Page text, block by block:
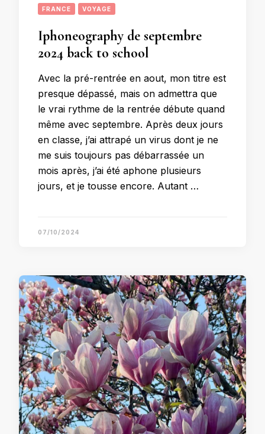
FRANCE VOYAGE
Iphoneography de septembre
2024 back to school
Avec la pré-rentrée en aout, mon titre est
presque dépassé, mais on admettra que
le vrai rythme de la rentrée débute quand
même avec septembre. Après deux jours
en classe, j’ai attrapé un virus dont je ne
me suis toujours pas débarrassée un
mois après, j’ai été aphone plusieurs
jours, et je tousse encore. Autant …
07/10/2024